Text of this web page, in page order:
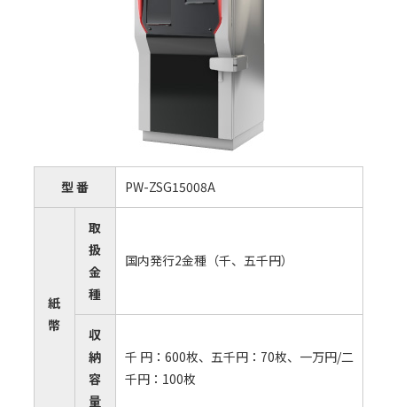
型 番 PW-ZSG15008A
紙
幣
取
扱
⾦
種
国内発⾏2⾦種（千、五千円）
収
納
容
量
千 円：600枚、五千円：70枚、⼀万円/⼆
千円：100枚